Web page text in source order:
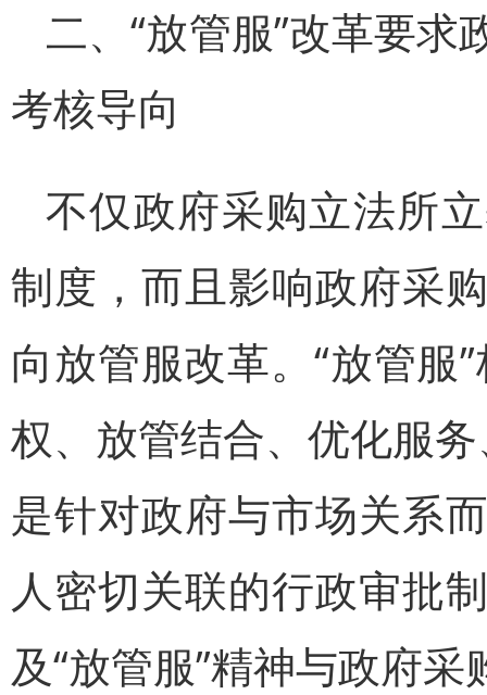
二、“放管服”改革要
考核导向
不仅政府采购立法所
制度，而且影响政府采
向放管服改革。“放管服
权、放管结合、优化服
是针对政府与市场关系
人密切关联的行政审批
及“放管服”精神与政府